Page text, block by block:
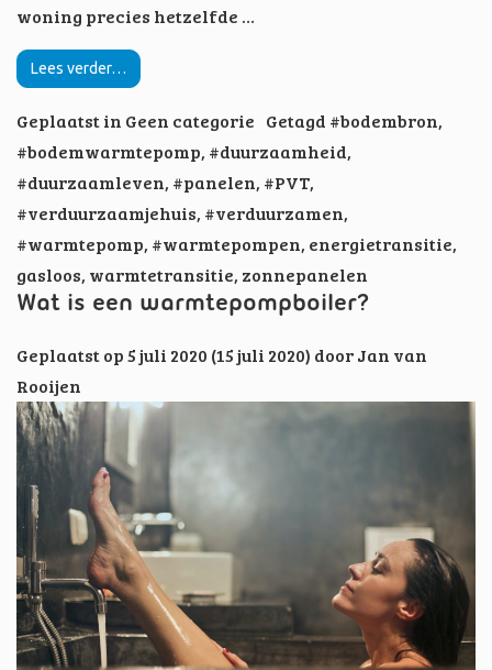
woning precies hetzelfde …
Lees verder…
Geplaatst in Geen categorie Getagd #bodembron,
#bodemwarmtepomp, #duurzaamheid,
#duurzaamleven, #panelen, #PVT,
#verduurzaamjehuis, #verduurzamen,
#warmtepomp, #warmtepompen, energietransitie,
gasloos, warmtetransitie, zonnepanelen
Wat is een warmtepompboiler?
Geplaatst op5 juli 2020 (15 juli 2020) doorJan van
Rooijen